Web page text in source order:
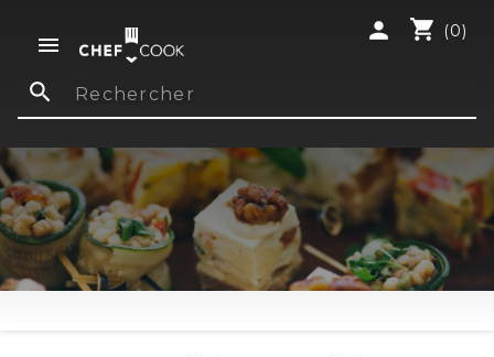

shopping_cart (0)
person
search